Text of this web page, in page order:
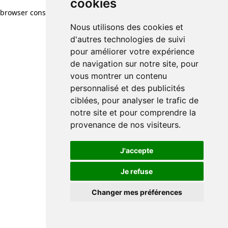
cookies
Nous utilisons des cookies et
d'autres technologies de suivi
pour améliorer votre expérience
de navigation sur notre site, pour
vous montrer un contenu
personnalisé et des publicités
ciblées, pour analyser le trafic de
notre site et pour comprendre la
provenance de nos visiteurs.
J'accepte
Je refuse
Changer mes préférences
browser console for more information)